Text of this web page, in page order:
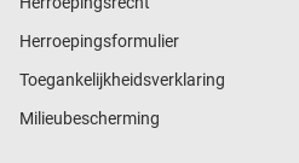
Herroepingsformulier
Toegankelijkheidsverklaring
Milieubescherming